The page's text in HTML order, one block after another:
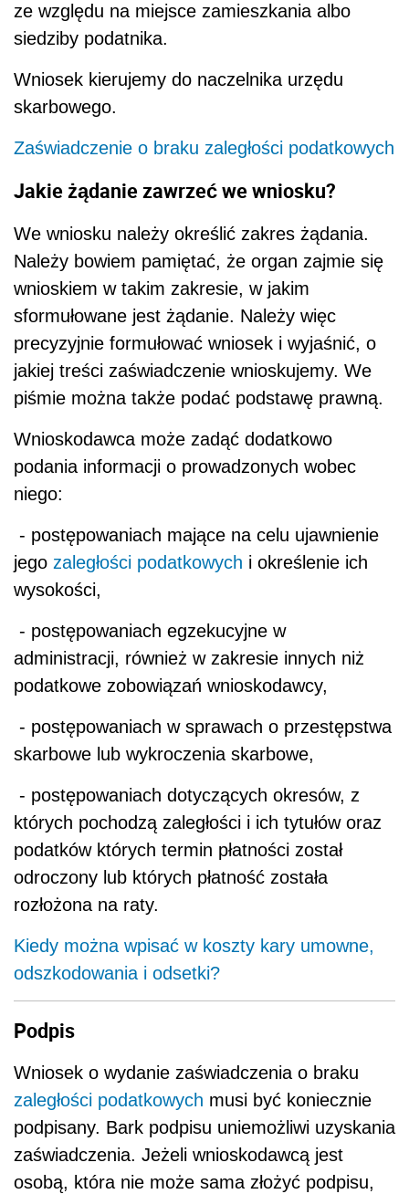
ze względu na miejsce zamieszkania albo
siedziby podatnika.
Wniosek kierujemy do naczelnika urzędu
skarbowego.
Zaświadczenie o braku zaległości podatkowych
Jakie żądanie zawrzeć we wniosku?
We wniosku należy określić zakres żądania.
Należy bowiem pamiętać, że organ zajmie się
wnioskiem w takim zakresie, w jakim
sformułowane jest żądanie. Należy więc
precyzyjnie formułować wniosek i wyjaśnić, o
jakiej treści zaświadczenie wnioskujemy. We
piśmie można także podać podstawę prawną.
Wnioskodawca może zadąć dodatkowo
podania informacji o prowadzonych wobec
niego:
- postępowaniach mające na celu ujawnienie
jego zaległości podatkowych i określenie ich
wysokości,
- postępowaniach egzekucyjne w
administracji, również w zakresie innych niż
podatkowe zobowiązań wnioskodawcy,
- postępowaniach w sprawach o przestępstwa
skarbowe lub wykroczenia skarbowe,
- postępowaniach dotyczących okresów, z
których pochodzą zaległości i ich tytułów oraz
podatków których termin płatności został
odroczony lub których płatność została
rozłożona na raty.
Kiedy można wpisać w koszty kary umowne,
odszkodowania i odsetki?
Podpis
Wniosek o wydanie zaświadczenia o braku
zaległości podatkowych musi być koniecznie
podpisany. Bark podpisu uniemożliwi uzyskania
zaświadczenia. Jeżeli wnioskodawcą jest
osobą, która nie może sama złożyć podpisu,